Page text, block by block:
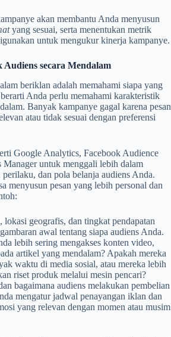
akan membantu Anda menyusun
yang sesuai, serta menentukan metrik
untuk mengukur kinerja kampanye.
secara Mendalam
beriklan adalah memahami siapa yang
Anda perlu memahami karakteristik
Banyak kampanye gagal karena pesan
atau tidak sesuai dengan preferensi
Google Analytics, Facebook Audience
untuk menggali lebih dalam
dan pola belanja audiens Anda.
menyusun pesan yang lebih personal dan
lokasi geografis, dan tingkat pendapatan
awal tentang siapa audiens Anda.
lebih sering mengakses konten video,
artikel yang mendalam? Apakah mereka
waktu di media sosial, atau mereka lebih
riset produk melalui mesin pencari?
bagaimana audiens melakukan pembelian
mengatur jadwal penayangan iklan dan
yang relevan dengan momen atau musim